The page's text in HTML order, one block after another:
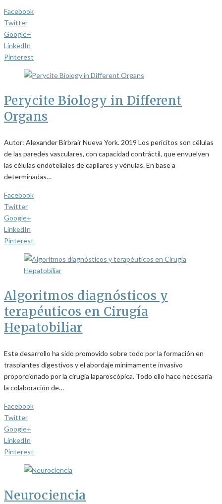
Facebook
Twitter
Google+
LinkedIn
Pinterest
Perycite Biology in Different
Organs
Autor: Alexander Birbrair Nueva York. 2019 Los pericitos son células
de las paredes vasculares, con capacidad contráctil, que envuelven
las células endoteliales de capilares y vénulas. En base a
determinadas…
Facebook
Twitter
Google+
LinkedIn
Pinterest
Algoritmos diagnósticos y
terapéuticos en Cirugía
Hepatobiliar
Este desarrollo ha sido promovido sobre todo por la formación en
trasplantes digestivos y el abordaje mínimamente invasivo
proporcionado por la cirugía laparoscópica. Todo ello hace necesaria
la colaboración de…
Facebook
Twitter
Google+
LinkedIn
Pinterest
Neurociencia